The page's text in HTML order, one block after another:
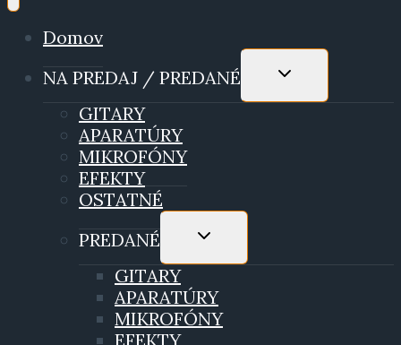
Domov
NA PREDAJ / PREDANÉ
TOGGLE
MENU
GITARY
APARATÚRY
MIKROFÓNY
EFEKTY
OSTATNÉ
PREDANÉ
TOGGLE
MENU
GITARY
APARATÚRY
MIKROFÓNY
EFEKTY